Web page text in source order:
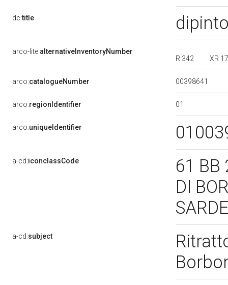
dc:title
arco-lite:alternativeInventoryNumber
R 342
XR
arco:catalogueNumber 00398641
arco:regionIdentifier 01
arco:uniqueIdentifier
a-cd:iconclassCode
61 BB
DI
a-cd:subject